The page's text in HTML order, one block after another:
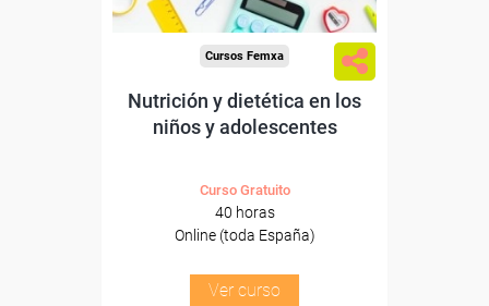
Cursos Femxa
Nutrición y dietética en los
niños y adolescentes
Curso Gratuito
40 horas
Online (toda España)
Ver curso